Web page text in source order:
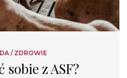
/ ZDROWIE
sobie z ASF?